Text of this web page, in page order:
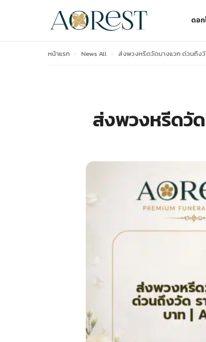
ดอ
หน้าแรก › News All › ส่งพวงหรีดวัดบางแวก ด่วนถึงวั
ส่งพวงหรีดวัด